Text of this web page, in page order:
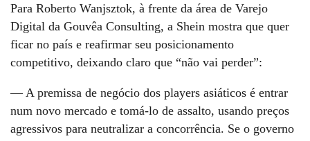
Para Roberto Wanjsztok, à frente da área de Varejo
Digital da Gouvêa Consulting, a Shein mostra que quer
ficar no país e reafirmar seu posicionamento
competitivo, deixando claro que “não vai perder”:
— A premissa de negócio dos players asiáticos é entrar
num novo mercado e tomá-lo de assalto, usando preços
agressivos para neutralizar a concorrência. Se o governo